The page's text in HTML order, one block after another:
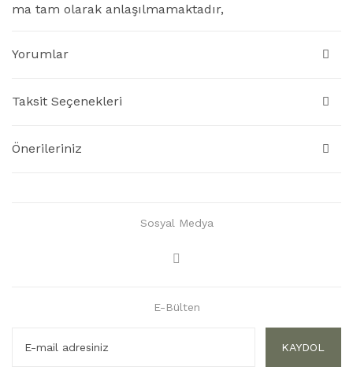
ma tam olarak anlaşılmamaktadır,
Yorumlar
Taksit Seçenekleri
Önerileriniz
Sosyal Medya
E-Bülten
KAYDOL